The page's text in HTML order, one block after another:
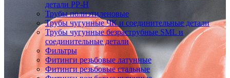
детали PP-H
Трубы полиэтиленовые
Трубы чугунные ЧК и соединительные детали
Трубы чугунные безраструбные SML и
соединительные детали
Фильтры
Фитинги резьбовые латунные
Фитинги резьбовые стальные